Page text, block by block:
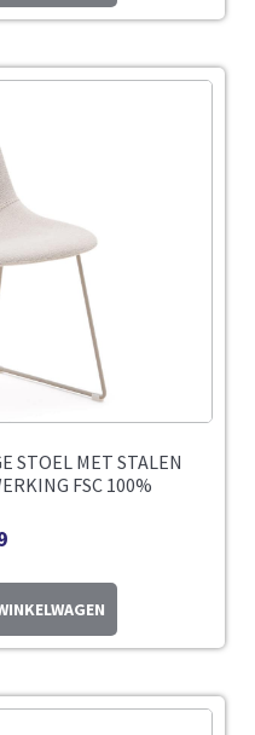
STOEL MET STALEN
FSC 100%